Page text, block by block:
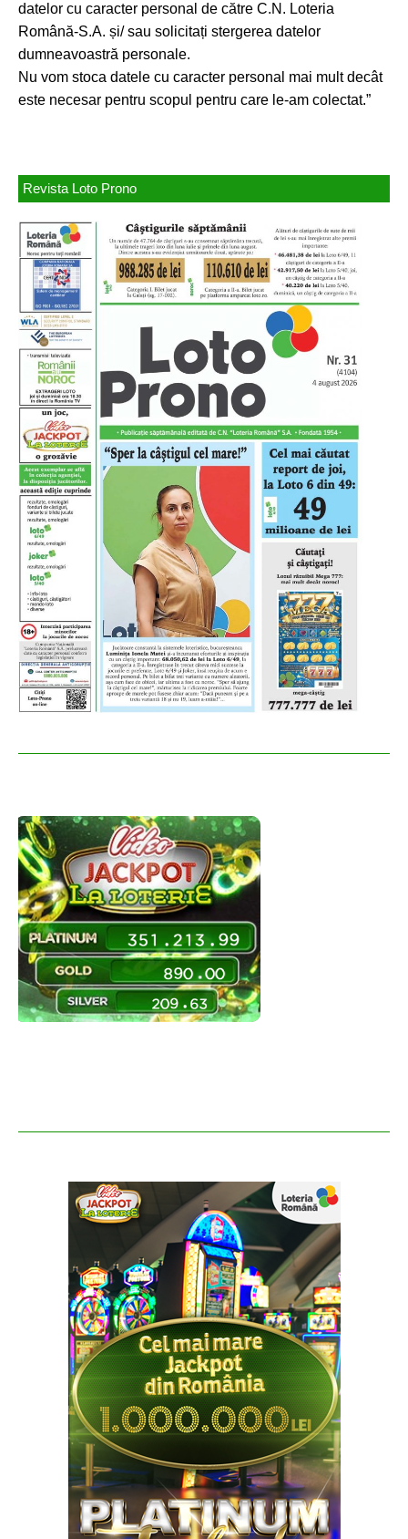
datelor cu caracter personal de către C.N. Loteria
Română-S.A. și/ sau solicitați stergerea datelor
dumneavoastră personale.
Nu vom stoca datele cu caracter personal mai mult decât
este necesar pentru scopul pentru care le-am colectat.”
Revista Loto Prono